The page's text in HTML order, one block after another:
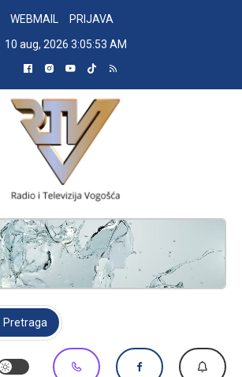
WEBMAIL
PRIJAVA
10 aug, 2026 3:05:54 AM
RADIO TELEVIZIJA VOGOŠĆA